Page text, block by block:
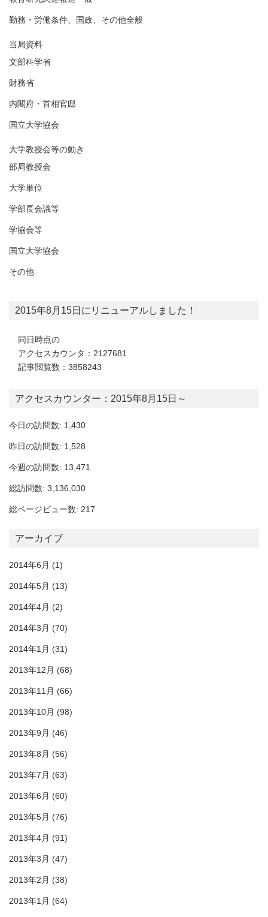
勤務・労働条件、国政、その他全般
当局資料
文部科学省
財務省
内閣府・首相官邸
国立大学協会
大学教授会等の動き
部局教授会
大学単位
学部長会議等
学協会等
国立大学協会
その他
2015年8月15日にリニューアルしました！
同日時点の
アクセスカウンタ：2127681
記事閲覧数：3858243
アクセスカウンター：2015年8月15日～
今日の訪問数: 1,430
昨日の訪問数: 1,528
今週の訪問数: 13,471
総訪問数: 3,136,030
総ページビュー数: 217
アーカイブ
2014年6月 (1)
2014年5月 (13)
2014年4月 (2)
2014年3月 (70)
2014年1月 (31)
2013年12月 (68)
2013年11月 (66)
2013年10月 (98)
2013年9月 (46)
2013年8月 (56)
2013年7月 (63)
2013年6月 (60)
2013年5月 (76)
2013年4月 (91)
2013年3月 (47)
2013年2月 (38)
2013年1月 (64)